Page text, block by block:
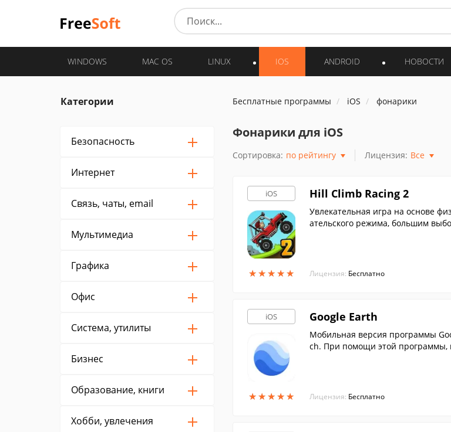
WINDOWS MAC OS LINUX IOS ANDROID НОВОСТИ
Категории
Безопасность
Интернет
Связь, чаты, email
Мультимедиа
Графика
Офис
Система, утилиты
Бизнес
Образование, книги
Хобби, увлечения
Бесплатные программы iOS фонарики
Фонарики для iOS
Сортировка: по рейтингу Лицензия: Все
iOS
★★★★★
★★★★★
Hill Climb Racing 2
Увлекательная игра на основе
ательского режима, большим
Лицензия: Бесплатно
iOS
★★★★★
★★★★★
Google Earth
Мобильная версия программы
ch. При помощи этой программы,
Лицензия: Бесплатно